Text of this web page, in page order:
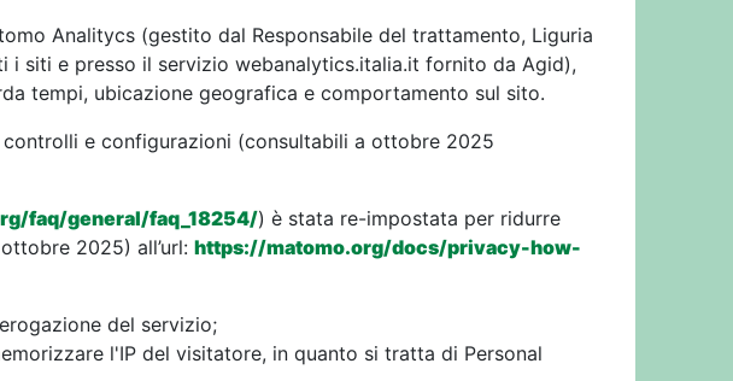
Analitycs (gestito dal Responsabile del trattamento, Liguria
i siti e presso il servizio webanalytics.italia.it fornito da Agid),
tempi, ubicazione geografica e comportamento sul sito.
e configurazioni (consultabili a ottobre 2025
faq/general/faq_18254/) è stata re-impostata per ridurre
2025) all’url: https://matomo.org/docs/privacy-how-
del servizio;
l'IP del visitatore, in quanto si tratta di Personal